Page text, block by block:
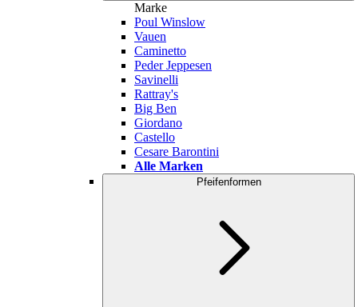
Marke
Poul Winslow
Vauen
Caminetto
Peder Jeppesen
Savinelli
Rattray's
Big Ben
Giordano
Castello
Cesare Barontini
Alle Marken
Pfeifenformen